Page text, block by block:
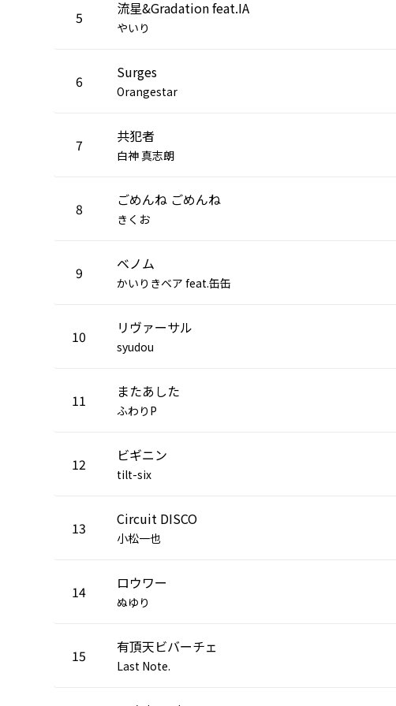
5 流星&Gradation feat.IA
やいり
6 Surges
Orangestar
7 共犯者
白神 真志朗
8 ごめんね ごめんね
きくお
9 ベノム
かいりきベア feat.缶缶
10 リヴァーサル
syudou
11 またあした
ふわりP
12 ビギニン
tilt-six
13 Circuit DISCO
小松一也
14 ロウワー
ぬゆり
15 有頂天ビバーチェ
Last Note.